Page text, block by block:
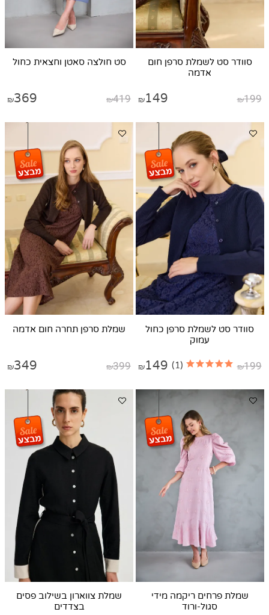
סוודר סט לשמלת סרפן חום
אדמה
₪199
₪149
סט חולצה סאטן וחצאית כחול
₪419
₪369
סוודר סט לשמלת סרפן כחול
עמוק
₪199
₪149 (1)
שמלת סרפן תחרה חום אדמה
₪399
₪349
שמלת פרחים ריקמה מידי
סגול-ורוד
שמלת צווארון בשילוב פסים
בצדדים